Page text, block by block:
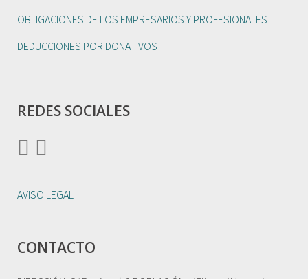
OBLIGACIONES DE LOS EMPRESARIOS Y PROFESIONALES
DEDUCCIONES POR DONATIVOS
REDES SOCIALES
AVISO LEGAL
CONTACTO